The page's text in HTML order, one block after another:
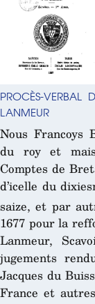
PROCÈS-VERBAL
LANMEUR
Nous Francoys
du roy et
Comptes de
d’icelle du
saize, et par
1677 pour la
Lanmeur,
jugements
Jacques du
France et